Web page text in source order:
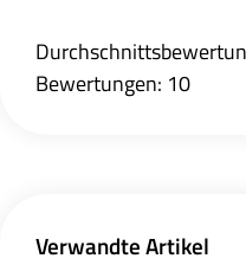
Bewertungen: 10
Verwandte Artikel